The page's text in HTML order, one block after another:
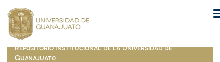
navigation
Repositorio Institucional de la Universidad de
Guanajuato